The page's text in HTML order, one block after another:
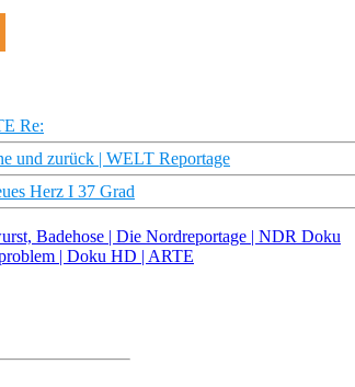
Re:
und zurück | WELT Reportage
Herz I 37 Grad
Badehose | Die Nordreportage | NDR Doku
| Doku HD | ARTE